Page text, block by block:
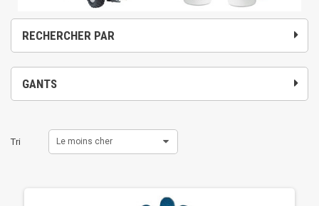
GANTS
RECHERCHER PAR
Tri Le moins cher